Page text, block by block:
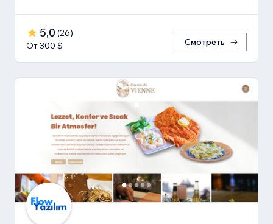
5,0 (26)
От 300 $
Смотреть